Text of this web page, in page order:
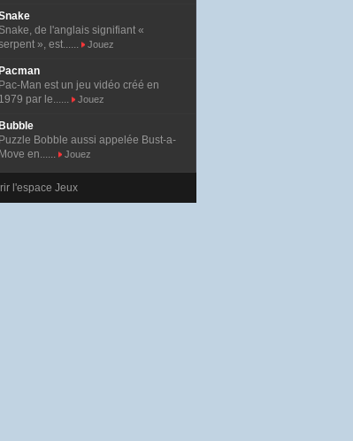
Snake, de l'anglais signifiant «
», est......
Jouez
Pacman
Pac-Man est un jeu vidéo créé en
1979 par le......
Jouez
Bubble
Puzzle Bobble aussi appelée Bust-a-
Move en......
Jouez
l'espace Jeux